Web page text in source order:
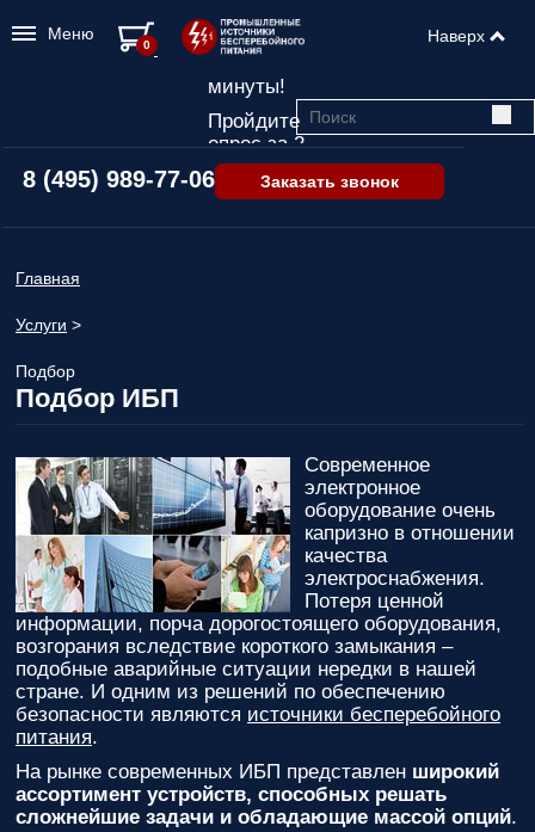
8 (495) 989-77-06 Заказать звонок
Главная
Услуги >
Подбор
Подбор ИБП
Современное
электронное
оборудование очень
капризно в отношении
качества
электроснабжения.
Потеря ценной
информации, порча дорогостоящего оборудования,
возгорания вследствие короткого замыкания –
подобные аварийные ситуации нередки в нашей
стране. И одним из решений по обеспечению
безопасности являются источники бесперебойного
питания.
На рынке современных ИБП представлен широкий
ассортимент устройств, способных решать
сложнейшие задачи и обладающие массой опций.
Меню Наверх
0
Подбор ИБП
минуты!
Пройдите
опрос за 2
минуты
и узнайте,
какой ИБП
учитывая
только
важные для
вас
параметры!
Персональную
скидку до
7%!
Подробный
расчет
монтажных
работ и
расходных